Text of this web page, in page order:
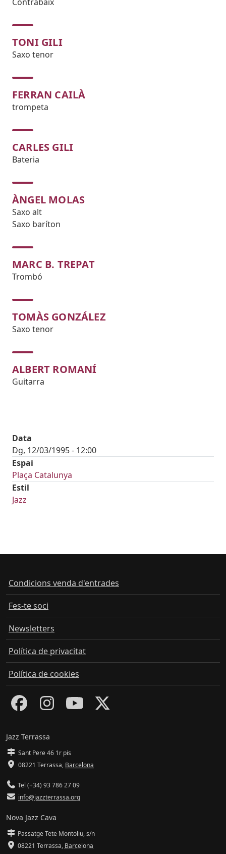
TONI GILI
Saxo tenor
FERRAN CAILÀ
trompeta
CARLES GILI
Bateria
ÀNGEL MOLAS
Saxo alt
Saxo baríton
MARC B. TREPAT
Trombó
TOMÀS GONZÁLEZ
Saxo tenor
ALBERT ROMANÍ
Guitarra
Data
Dg, 12/03/1995 - 12:00
Espai
Plaça Catalunya
Estil
Jazz
Condicions venda d'entrades
Fes-te soci
Newsletters
Política de privacitat
Política de cookies
Jazz Terrassa
Sant Pere 46 1r pis
08221 Terrassa, Barcelona
Tel (+34) 93 786 27 09
info@jazzterrassa.org
Nova Jazz Cava
Passatge Tete Montoliu, s/n
08221 Terrassa, Barcelona